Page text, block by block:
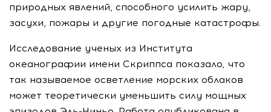
природных явлений, способного усилить жару,
засухи, пожары и другие погодные катастрофы.
Исследование ученых из Института
океанографии имени Скриппса показало, что
так называемое осветление морских облаков
может теоретически уменьшить силу мощных